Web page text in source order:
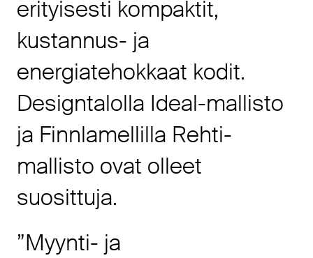
erityisesti kompaktit,
kustannus- ja
energiatehokkaat kodit.
Designtalolla Ideal-mallisto
ja Finnlamellilla Rehti-
mallisto ovat olleet
suosittuja.
”Myynti- ja